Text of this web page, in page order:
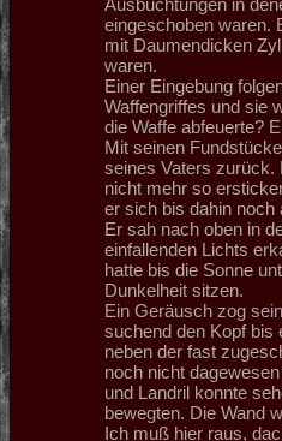
Ausbuchtungen in
eingeschoben waren.
mit Daumendicken
waren.
Einer Eingebung
Waffengriffes und sie
die Waffe abfeuerte?
Mit seinen
seines Vaters zurück.
nicht mehr so
er sich bis dahin noch
Er sah nach oben in
einfallenden Lichts
hatte bis die Sonne
Dunkelheit sitzen.
Ein Geräusch zog
suchend den Kopf bis
neben der fast
noch nicht
und Landril konnte
bewegten. Die Wand
Ich muß hier raus,